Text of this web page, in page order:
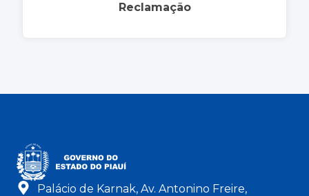
Reclamação
Palácio de Karnak, Av. Antonino Freire,